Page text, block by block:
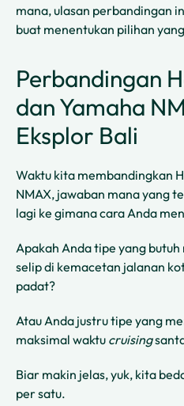
mana, ulasan perbandingan
buat menentukan pilihan
Perbandingan
dan Yamaha
Eksplor Bali
Waktu kita membandingkan
NMAX, jawaban mana yang
lagi ke gimana cara Anda
Apakah Anda tipe yang
selip di kemacetan jalanan
padat?
Atau Anda justru tipe yang
maksimal waktu cruising
Biar makin jelas, yuk, kita
per satu.